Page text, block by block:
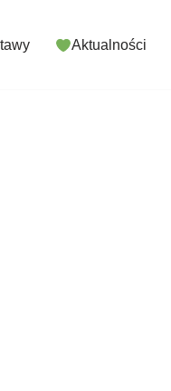
Aktualności